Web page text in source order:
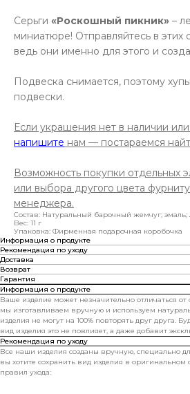
Серьги «Роскошный пикник» –
миниатюре! Отправляйтесь в этих
ведь они именно для этого и
Подвеска снимается, поэтому
подвески.
Если украшения нет в наличии
напишите нам — постараемся
Возможность покупки отдельных
или выбора другого цвета
менеджера.
Состав: Натуральный барочный жемчуг; эмаль;
Вес: 11 г
Упаковка: Фирменная подарочная коробочка
Информация о продукте
Рекомендация по уходу
Доставка
Возврат
Гарантия
Информация о продукте
Ваше изделие может незначительно отличаться
мы изготавливаем вручную и используем
изделия не могут на 100% повторять друг друга.
вид изделия это не повлияет, а даже добавит
Рекомендация по уходу
Все наши изделия созданы вручную, специально
вы хотите сохранить вид изделия в
правил ухода: